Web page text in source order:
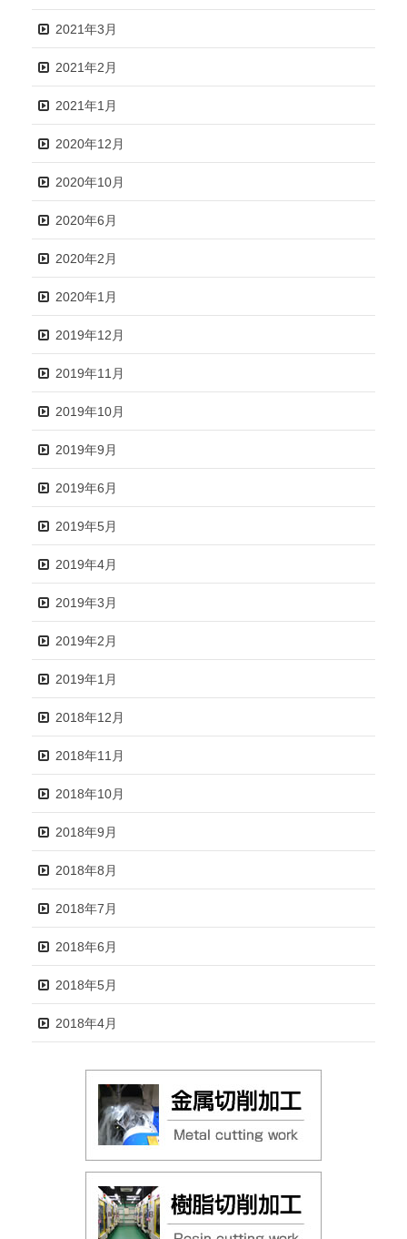
2021年3月
2021年2月
2021年1月
2020年12月
2020年10月
2020年6月
2020年2月
2020年1月
2019年12月
2019年11月
2019年10月
2019年9月
2019年6月
2019年5月
2019年4月
2019年3月
2019年2月
2019年1月
2018年12月
2018年11月
2018年10月
2018年9月
2018年8月
2018年7月
2018年6月
2018年5月
2018年4月